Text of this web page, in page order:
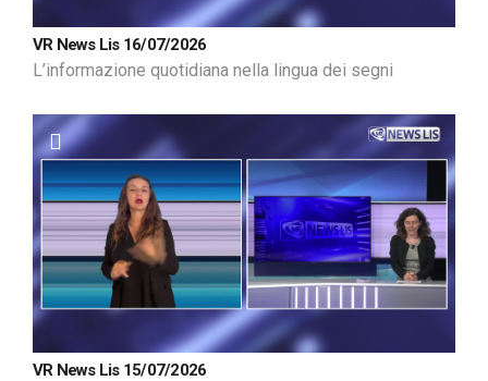
VR News Lis 16/07/2026
L’informazione quotidiana nella lingua dei segni
VR News Lis 15/07/2026